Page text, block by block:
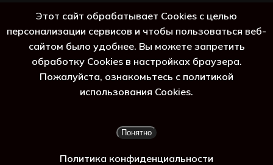
Просмотр корзины
8 (800) 250-69-39
Этот сайт обрабатывает Cookies с целью
персонализации сервисов и чтобы пользоваться веб-
сайтом было удобнее. Вы можете запретить
обработку Cookies в настройках браузера.
Пожалуйста, ознакомьтесь с политикой
использования Cookies.
Понятно
Политика конфиденциальности